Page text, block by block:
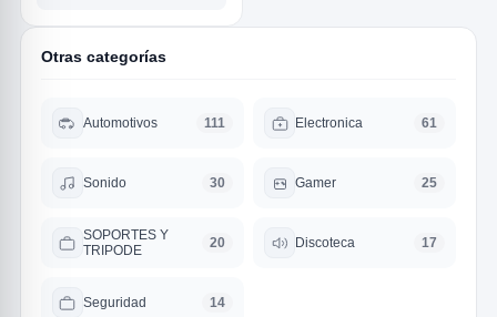
Otras categorías
Automotivos 111 Electronica 61
Sonido 30 Gamer 25
SOPORTES Y
TRIPODE
20 Discoteca 17
Seguridad 14